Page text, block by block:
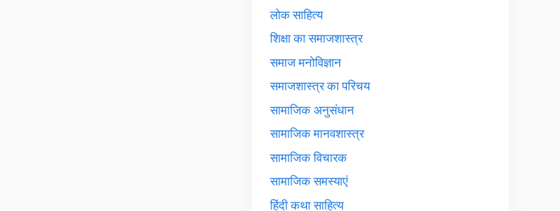
लोक साहित्य
शिक्षा का समाजशास्त्र
समाज मनोविज्ञान
समाजशास्त्र का परिचय
सामाजिक अनुसंधान
सामाजिक मानवशास्त्र
सामाजिक विचारक
सामाजिक समस्याएं
हिंदी कथा साहित्य